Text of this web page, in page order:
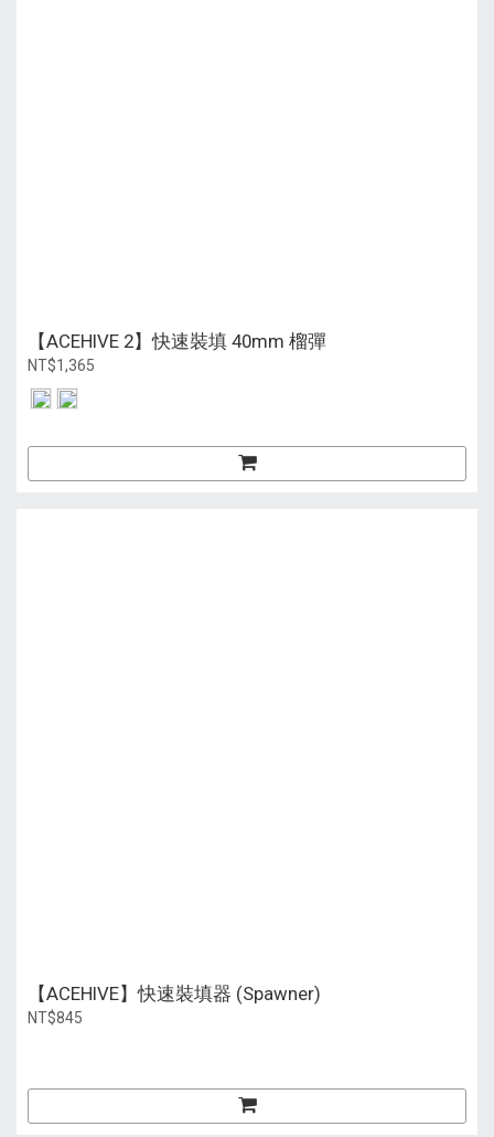
【ACEHIVE 2】快速裝填 40mm 榴彈
NT$1,365
【ACEHIVE】快速裝填器 (Spawner)
NT$845